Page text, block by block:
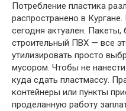
Потребление пластика
распространено в
сегодня актуален. Пакеты,
строительный ПВХ — все
утилизировать просто
мусором. Чтобы не
куда сдать пластмассу.
контейнеры или пункты
проделанную работу